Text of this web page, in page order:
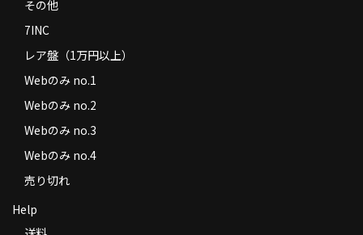
その他
7INC
レア盤（1万円以上）
Webのみ no.1
Webのみ no.2
Webのみ no.3
Webのみ no.4
売り切れ
Help